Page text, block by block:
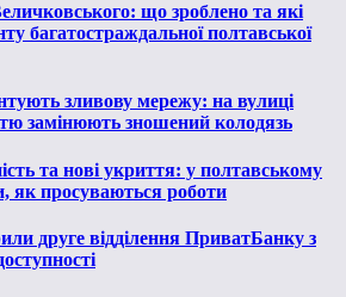
що зроблено та які
багатостраждальної полтавської
зливову мережу: на вулиці
замінюють зношений колодязь
та нові укриття: у полтавському
як просуваються роботи
друге відділення ПриватБанку з